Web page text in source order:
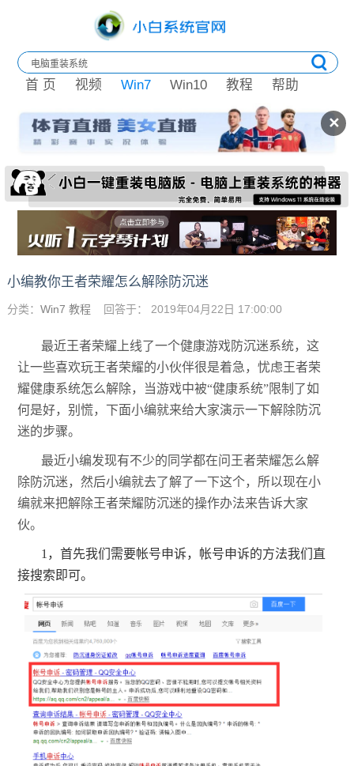
✕
首 页 视频 Win7 Win10 教程 帮助
小编教你王者荣耀怎么解除防沉迷
分类： Win7 教程 回答于： 2019年04月22日 17:00:00
最近王者荣耀上线了一个健康游戏防沉迷系统，这
让一些喜欢玩王者荣耀的小伙伴很是着急，忧虑王者荣
耀健康系统怎么解除，当游戏中被“健康系统”限制了如
何是好，别慌，下面小编就来给大家演示一下解除防沉
迷的步骤。
最近小编发现有不少的同学都在问王者荣耀怎么解
除防沉迷，然后小编就去了解了一下这个，所以现在小
编就来把解除王者荣耀防沉迷的操作办法来告诉大家
伙。
1，首先我们需要帐号申诉，帐号申诉的方法我们直
接搜索即可。